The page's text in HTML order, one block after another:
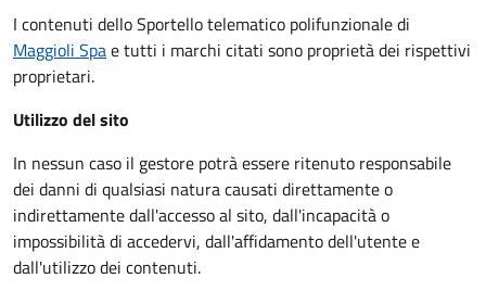
I contenuti dello Sportello telematico polifunzionaledi
Maggioli Spae tutti i marchi citati sono proprietà dei rispettivi
proprietari.
Utilizzo del sito
In nessun caso il gestore potrà essere ritenuto responsabile
dei danni di qualsiasi natura causati direttamente o
indirettamente dall'accesso al sito, dall'incapacità o
impossibilità di accedervi, dall'affidamento dell'utente e
dall'utilizzo dei contenuti.